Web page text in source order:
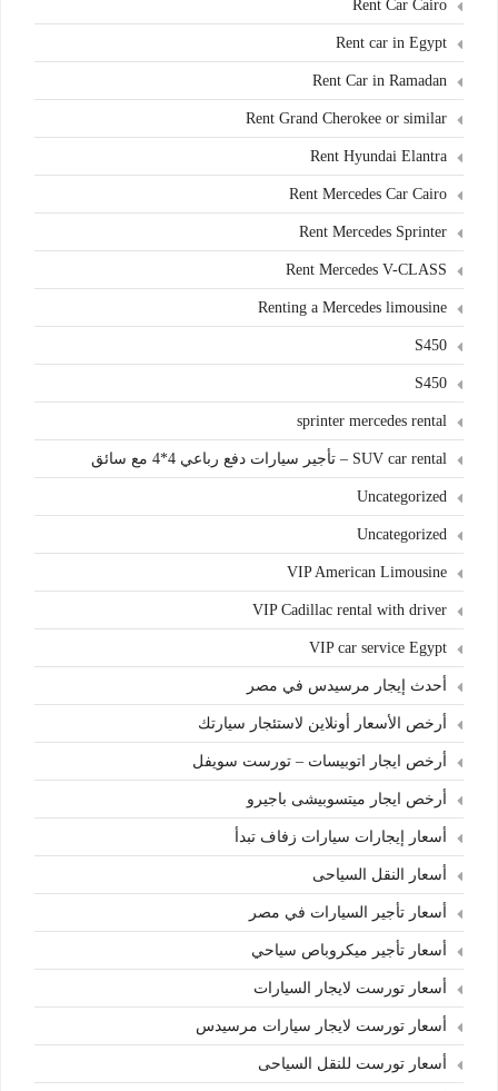
Rent Car Cairo
Rent car in Egypt
Rent Car in Ramadan
Rent Grand Cherokee or similar
Rent Hyundai Elantra
Rent Mercedes Car Cairo
Rent Mercedes Sprinter
Rent Mercedes V-CLASS
Renting a Mercedes limousine
S450
S450
sprinter mercedes rental
SUV car rental – تأجير سيارات دفع رباعي 4*4 مع سائق
Uncategorized
Uncategorized
VIP American Limousine
VIP Cadillac rental with driver
VIP car service Egypt
أحدث إيجار مرسيدس في مصر
أرخص الأسعار أونلاين لاستئجار سيارتك
أرخص ايجار اتوبيسات – تورست سويفل
أرخص ايجار ميتسوبيشى باجيرو
أسعار إيجارات سيارات زفاف تبدأ
أسعار النقل السياحى
أسعار تأجير السيارات في مصر
أسعار تأجير ميكروباص سياحي
أسعار تورست لايجار السيارات
أسعار تورست لايجار سيارات مرسيدس
أسعار تورست للنقل السياحى